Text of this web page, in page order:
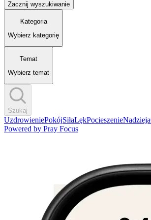
Zacznij wyszukiwanie
Kategoria
Wybierz kategorię
Temat
Wybierz temat
Szukaj
UzdrowieniePokójSiłaLękPocieszenieNadzieja
Powered by Pray Focus